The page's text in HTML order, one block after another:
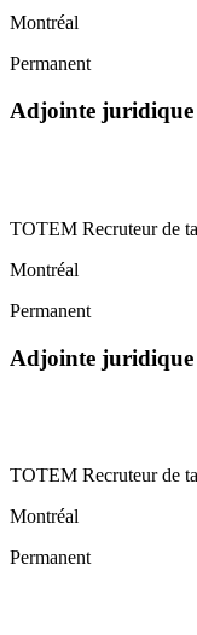
Montréal
Permanent
Adjointe juridique
TOTEM Recruteur de
Montréal
Permanent
Adjointe juridique
TOTEM Recruteur de
Montréal
Permanent